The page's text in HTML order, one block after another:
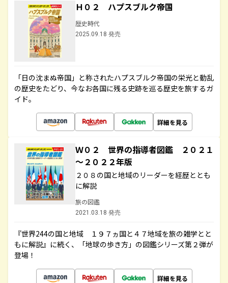
Ｈ０２ ハプスブルク帝国
歴史時代
2025.09.18 発売
「日の沈まぬ帝国」と称されたハプスブルク帝国の栄光と動乱
の歴史をたどり、今なお各国に残る史跡を巡る歴史を旅するガ
イド。
詳細を見る
Ｗ０２ 世界の指導者図鑑 ２０２１
～２０２２年版
２０８の国と地域のリーダーを経歴ととも
に解説
旅の図鑑
2021.03.18 発売
『世界244の国と地域 １９７ヵ国と４７地域を旅の雑学とと
もに解説』に続く、「地球の歩き方」の図鑑シリーズ第２弾が
登場！
詳細を見る